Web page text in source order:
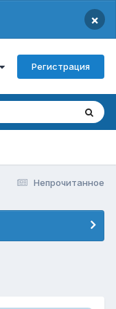
×
Регистрация
Непрочитанное